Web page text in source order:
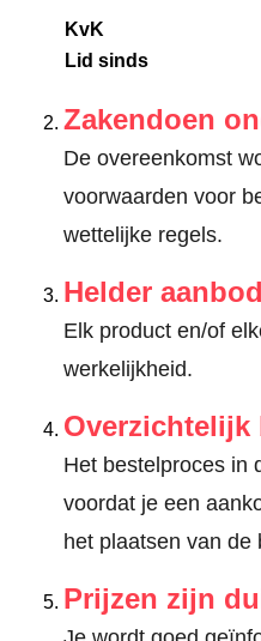
KvK
Lid sinds
Zakendoen
De overeenkomst
voorwaarden voor
wettelijke regels.
Helder
Elk product en/of
werkelijkheid.
Overzichtelijk
Het bestelproces in
voordat je een
het plaatsen van de
Prijzen zijn